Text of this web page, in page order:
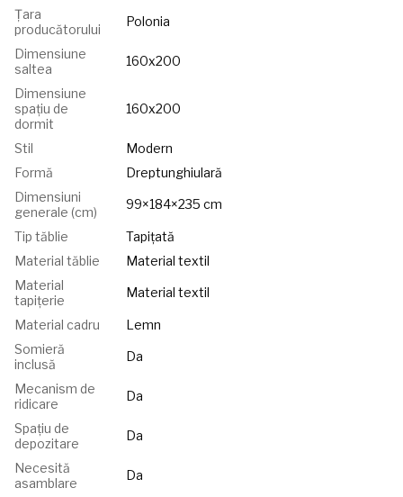
Țara
producătorului
Polonia
Dimensiune
saltea
160x200
Dimensiune
spațiu de
dormit
160x200
Stil
Modern
Formă
Dreptunghiulară
Dimensiuni
generale (cm)
99×184×235 cm
Tip tăblie
Tapițată
Material tăblie
Material textil
Material
tapițerie
Material textil
Material cadru
Lemn
Somieră
inclusă
Da
Mecanism de
ridicare
Da
Spațiu de
depozitare
Da
Necesită
asamblare
Da